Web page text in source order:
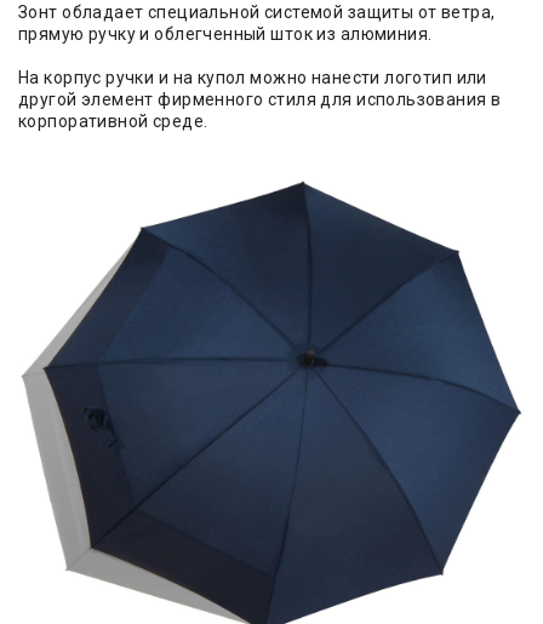
Зонт обладает специальной системой защиты от ветра,
прямую ручку и облегченный шток из алюминия.
На корпус ручки и на купол можно нанести логотип или
другой элемент фирменного стиля для использования в
корпоративной среде.